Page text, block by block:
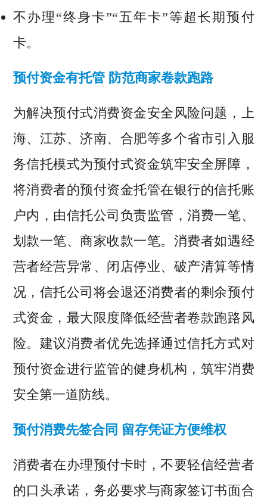
不办理“终身卡”“五年卡”等超长期预付
卡。
预付资金有托管 防范商家卷款跑路
为解决预付式消费资金安全风险问题，上
海、江苏、济南、合肥等多个省市引入服
务信托模式为预付式资金筑牢安全屏障，
将消费者的预付资金托管在银行的信托账
户内，由信托公司负责监管，消费一笔、
划款一笔、商家收款一笔。消费者如遇经
营者经营异常、闭店停业、破产清算等情
况，信托公司将会退还消费者的剩余预付
式资金，最大限度降低经营者卷款跑路风
险。建议消费者优先选择通过信托方式对
预付资金进行监管的健身机构，筑牢消费
安全第一道防线。
预付消费先签合同 留存凭证方便维权
消费者在办理预付卡时，不要轻信经营者
的口头承诺，务必要求与商家签订书面合